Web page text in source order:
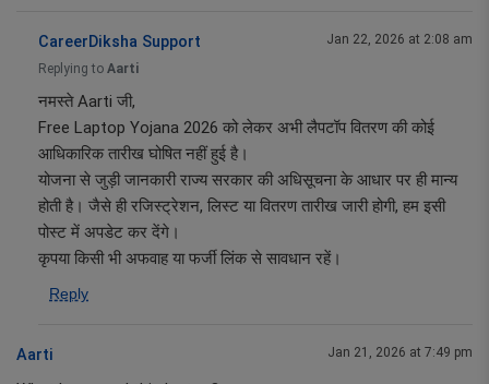
CareerDiksha Support
Jan 22, 2026 at 2:08 am
Replying to Aarti
नमस्ते Aarti जी,
Free Laptop Yojana 2026 को लेकर अभी लैपटॉप वितरण की कोई
आधिकारिक तारीख घोषित नहीं हुई है।
योजना से जुड़ी जानकारी राज्य सरकार की अधिसूचना के आधार पर ही मान्य
होती है। जैसे ही रजिस्ट्रेशन, लिस्ट या वितरण तारीख जारी होगी, हम इसी
पोस्ट में अपडेट कर देंगे।
कृपया किसी भी अफवाह या फर्जी लिंक से सावधान रहें।
Reply
Aarti Jan 21, 2026 at 7:49 pm